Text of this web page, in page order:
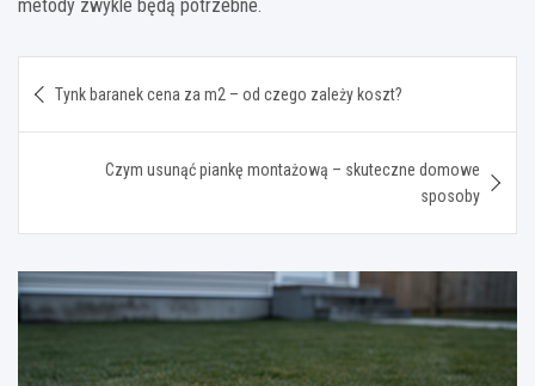
metody zwykle będą potrzebne.
wpisu
Tynk baranek cena za m2 – od czego zależy koszt?
Czym usunąć piankę montażową – skuteczne domowe
sposoby